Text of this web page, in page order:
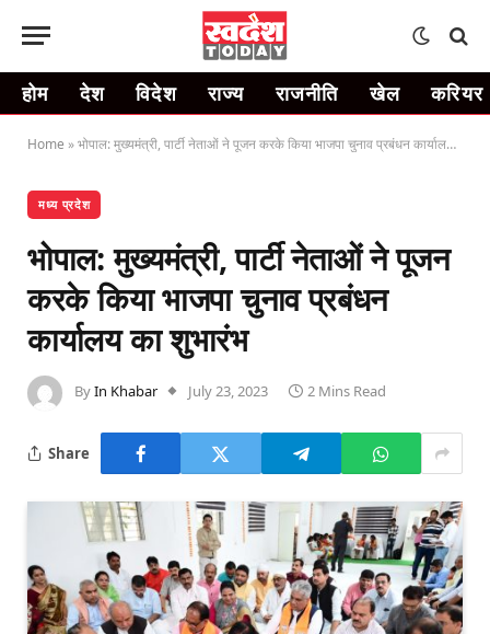
होम देश विदेश राज्य राजनीति खेल करियर
Home »भोपाल: मुख्यमंत्री, पार्टी नेताओं ने पूजन करके किया भाजपा चुनाव प्रबंधन कार्यालय का शुभारंभ
मध्य प्रदेश
भोपाल: मुख्यमंत्री, पार्टी नेताओं ने पूजन
करके किया भाजपा चुनाव प्रबंधन
कार्यालय का शुभारंभ
ByIn Khabar July 23, 2023 2 Mins Read
Share